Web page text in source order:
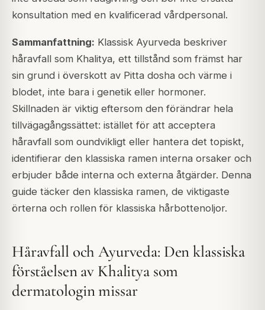
konsultation med en kvalificerad vårdpersonal.
Sammanfattning: Klassisk Ayurveda beskriver
håravfall som Khalitya, ett tillstånd som främst har
sin grund i överskott av Pitta dosha och värme i
blodet, inte bara i genetik eller hormoner.
Skillnaden är viktig eftersom den förändrar hela
tillvägagångssättet: istället för att acceptera
håravfall som oundvikligt eller hantera det topiskt,
identifierar den klassiska ramen interna orsaker och
erbjuder både interna och externa åtgärder. Denna
guide täcker den klassiska ramen, de viktigaste
örterna och rollen för klassiska hårbottenoljor.
Håravfall och Ayurveda: Den klassiska
förståelsen av Khalitya som
dermatologin missar